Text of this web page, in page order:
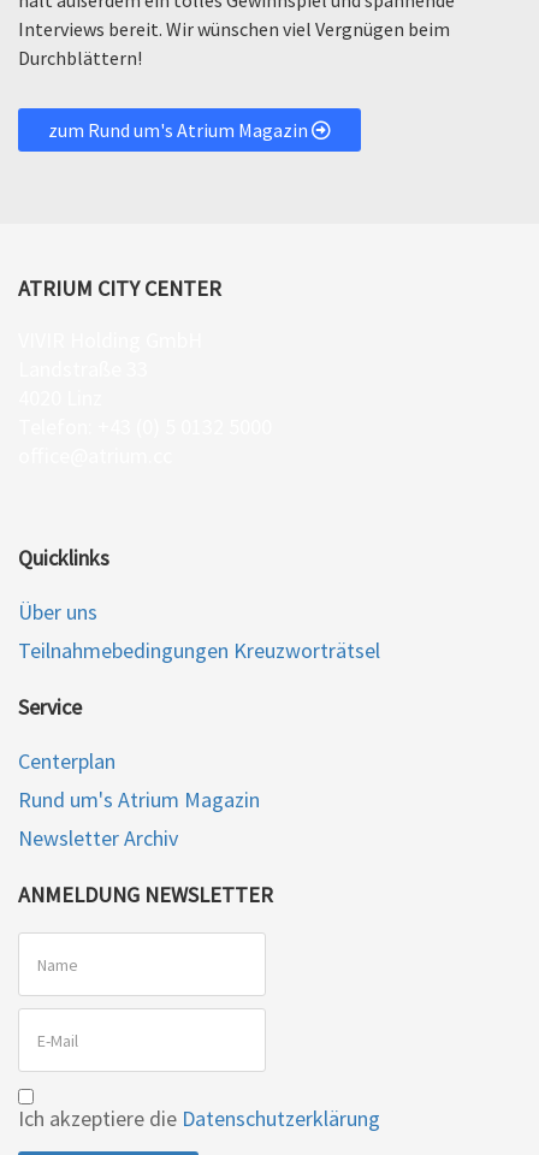
Interviews bereit. Wir wünschen viel Vergnügen beim
Durchblättern!
zum Rund um's Atrium Magazin
ATRIUM CITY CENTER
Quicklinks
Über uns
Teilnahmebedingungen Kreuzworträtsel
Service
Centerplan
Rund um's Atrium Magazin
Newsletter Archiv
ANMELDUNG NEWSLETTER
Ich akzeptiere die Datenschutzerklärung